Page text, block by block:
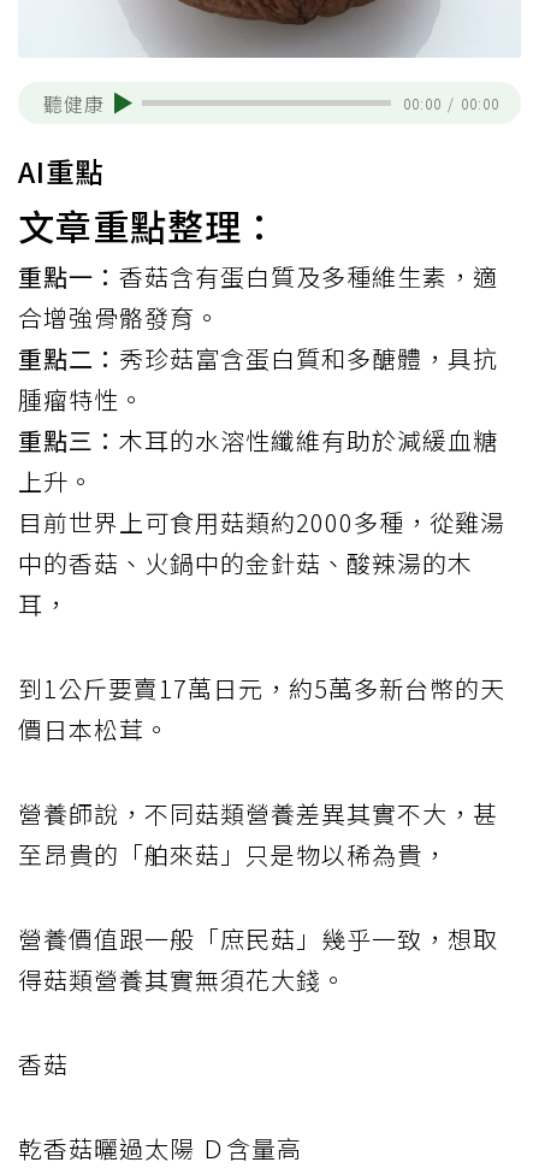
聽健康 00:00 / 00:00
AI重點
文章重點整理：
重點一： 香菇含有蛋白質及多種維生素，適
合增強骨骼發育。
重點二： 秀珍菇富含蛋白質和多醣體，具抗
腫瘤特性。
重點三： 木耳的水溶性纖維有助於減緩血糖
上升。
目前世界上可食用菇類約2000多種，從雞湯
中的香菇 、火鍋中的金針菇、酸辣湯的木
耳，
到1公斤要賣17萬日元，約5萬多新台幣的天
價日本松茸。
營養師說，不同菇類營養差異其實不大，甚
至昂貴的「舶來菇」只是物以稀為貴，
營養價值跟一般「庶民菇」幾乎一致，想取
得菇類營養其實無須花大錢。
香菇
乾香菇曬過太陽 Ｄ含量高